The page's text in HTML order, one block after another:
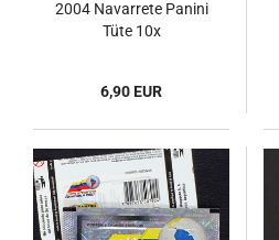
2004 Navarrete Panini
Tüte 10x
6,90 EUR